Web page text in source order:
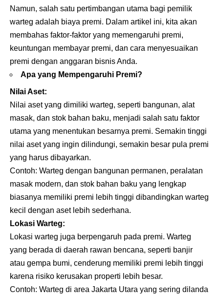
Namun, salah satu pertimbangan utama bagi pemilik
warteg adalah biaya premi. Dalam artikel ini, kita akan
membahas faktor-faktor yang memengaruhi premi,
keuntungan membayar premi, dan cara menyesuaikan
premi dengan anggaran bisnis Anda.
Apa yang Mempengaruhi Premi?
Nilai Aset:
Nilai aset yang dimiliki warteg, seperti bangunan, alat
masak, dan stok bahan baku, menjadi salah satu faktor
utama yang menentukan besarnya premi. Semakin tinggi
nilai aset yang ingin dilindungi, semakin besar pula premi
yang harus dibayarkan.
Contoh: Warteg dengan bangunan permanen, peralatan
masak modern, dan stok bahan baku yang lengkap
biasanya memiliki premi lebih tinggi dibandingkan warteg
kecil dengan aset lebih sederhana.
Lokasi Warteg:
Lokasi warteg juga berpengaruh pada premi. Warteg
yang berada di daerah rawan bencana, seperti banjir
atau gempa bumi, cenderung memiliki premi lebih tinggi
karena risiko kerusakan properti lebih besar.
Contoh: Warteg di area Jakarta Utara yang sering dilanda